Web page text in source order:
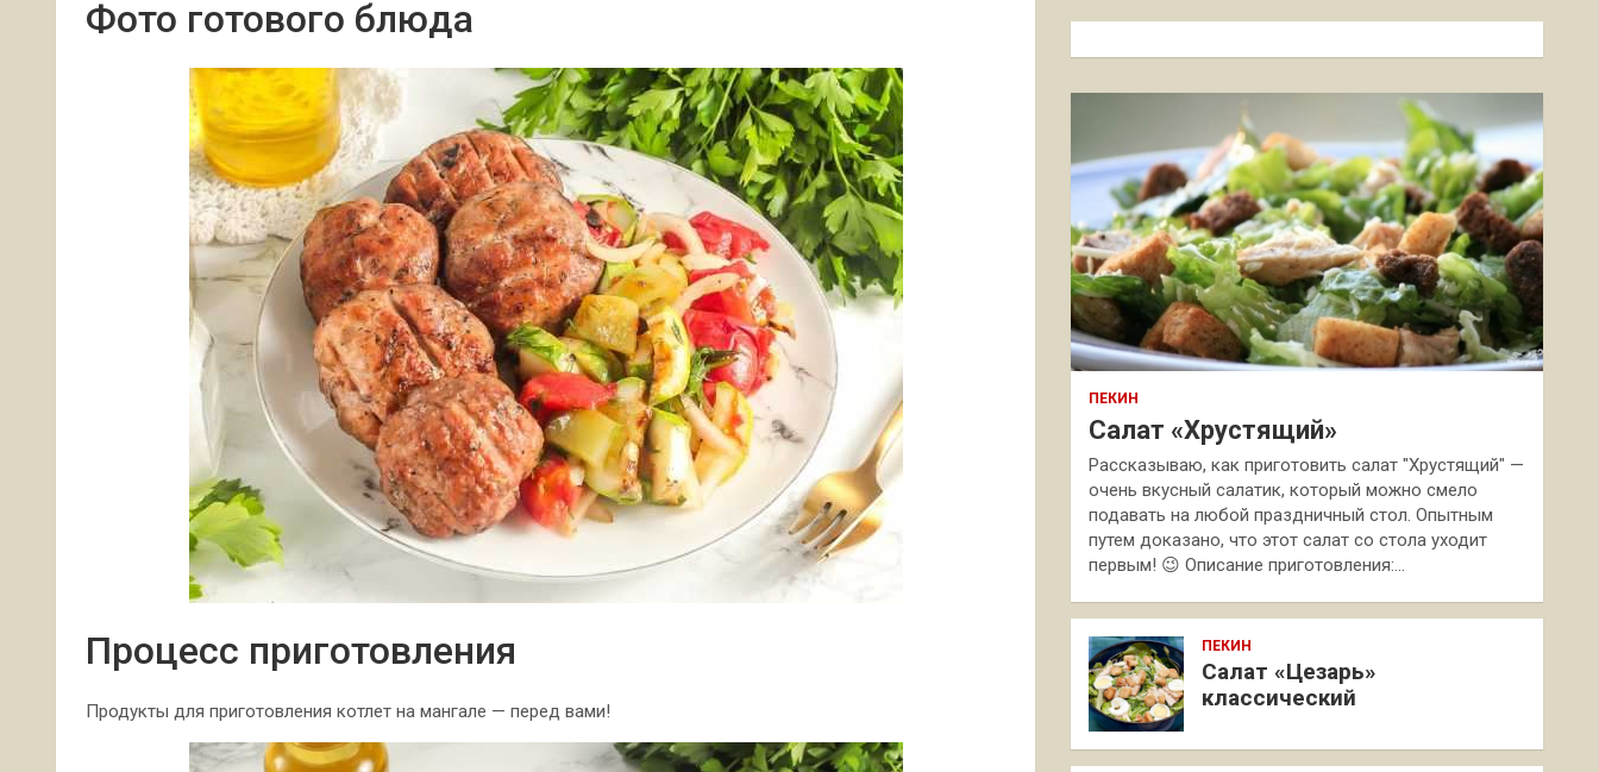
Фото готового блюда
Процесс приготовления
Продукты для приготовления котлет на мангале — перед вами!
к
ПЕКИН
Салат «Хрустящий»
Рассказываю, как приготовить салат "Хрустящий" —
очень вкусный салатик, который можно смело
подавать на любой праздничный стол. Опытным
путем доказано, что этот салат со стола уходит
первым! 😉 Описание приготовления:…
ПЕКИН
Салат «Цезарь»
классический